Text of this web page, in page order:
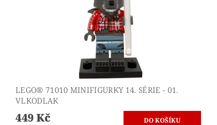
LEGO® 71010 MINIFIGURKY 14. SÉRIE - 01.
VLKODLAK
449 Kč